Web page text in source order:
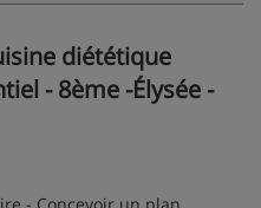
diététique
- 8ème -Élysée -